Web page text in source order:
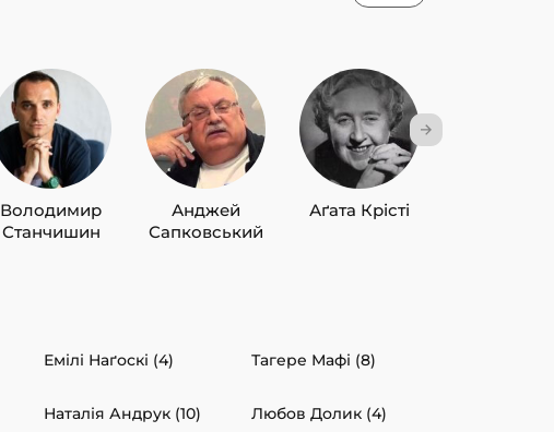
Володимир
Станчишин
Анджей
Сапковський
Аґата Крісті
Емілі Наґоскі (4) Тагере Мафі (8)
Наталія Андрук (10)
Любов Долик (4)